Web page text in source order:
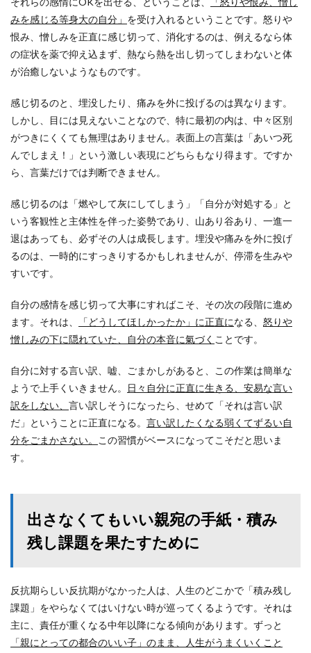
みを感じる等身大の自分」 を受け入れるということです。怒りや
恨み、憎しみを正直に感じ切って、消化するのは、例えるなら体
の症状を薬で抑え込まず、熱なら熱を出し切ってしまわないと体
が治癒しないようなものです。
感じ切るのと、埋没したり、痛みを外に投げるのは異なります。
しかし、目には見えないことなので、特に最初の内は、中々区別
がつきにくくても無理はありません。表面上の言葉は「あいつ死
んでしまえ！」という激しい表現にどちらもなり得ます。ですか
ら、言葉だけでは判断できません。
感じ切るのは「燃やして灰にしてしまう」「自分が対処する」と
いう客観性と主体性を伴った姿勢であり、山あり谷あり、一進一
退はあっても、必ずその人は成長します。埋没や痛みを外に投げ
るのは、一時的にすっきりするかもしれませんが、停滞を生みや
すいです。
自分の感情を感じ切って大事にすればこそ、その次の段階に進め
ます。それは、
「どうしてほしかったか」に正直になる、 怒りや
憎しみの下に隠れていた、自分の本音に氣づく ことです。
自分に対する言い訳、嘘、ごまかしがあると、この作業は簡単な
ようで上手くいきません。
日々自分に正直に生きる、安易な言い
訳をしない、 言い訳しそうになったら、せめて「それは言い訳
だ」ということに正直になる。 言い訳したくなる弱くてずるい自
分をごまかさない。
この習慣がベースになってこそだと思いま
す。
出さなくてもいい親宛の手紙・積み
残し課題を果たすために
反抗期らしい反抗期がなかった人は、人生のどこかで「積み残し
課題」をやらなくてはいけない時が巡ってくるようです。それは
主に、責任が重くなる中年以降になる傾向があります。ずっと
「親にとっての都合のいい子」のまま、人生がうまくいくこと